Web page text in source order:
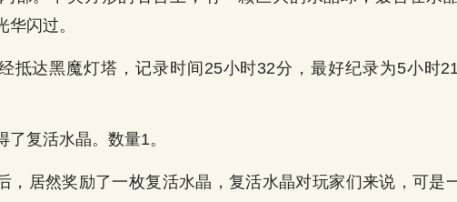
闪过。
抵达黑魔灯塔，记录时间25小时32分，最好纪录为5小时
了复活水晶。数量1。
，居然奖励了一枚复活水晶，复活水晶对玩家们来说，可是